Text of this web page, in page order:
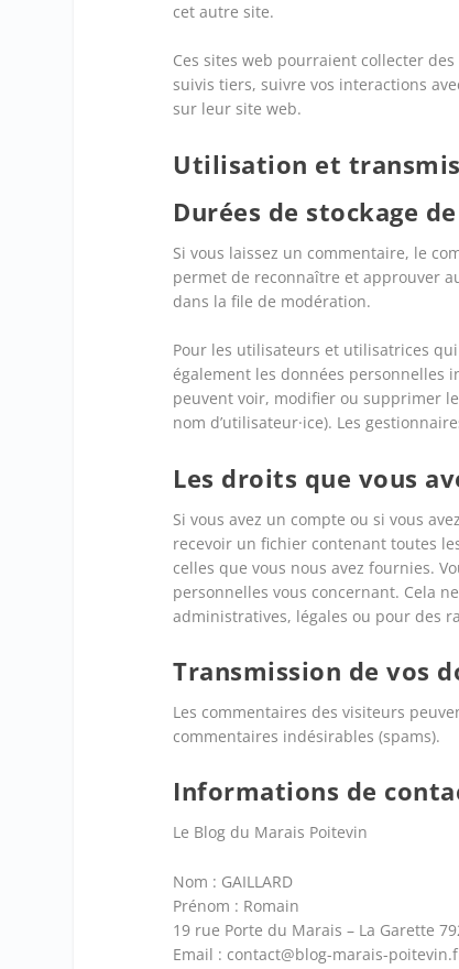
cet autre site.
Ces sites web pourraient collecter
suivis tiers, suivre vos interactions
sur leur site web.
Utilisation et
Durées de stockage
Si vous laissez un commentaire, le
permet de reconnaître et approuver
dans la file de modération.
Pour les utilisateurs et utilisatrices
également les données personnelles
peuvent voir, modifier ou supprimer
nom d’utilisateur·ice). Les
Les droits que vous
Si vous avez un compte ou si vous
recevoir un fichier contenant toutes
celles que vous nous avez fournies.
personnelles vous concernant. Cela
administratives, légales ou pour des
Transmission de vos
Les commentaires des visiteurs
commentaires indésirables (spams).
Informations de
Le Blog du Marais Poitevin
Nom : GAILLARD
Prénom : Romain
19 rue Porte du Marais – La Garette
Email : contact@blog-marais-